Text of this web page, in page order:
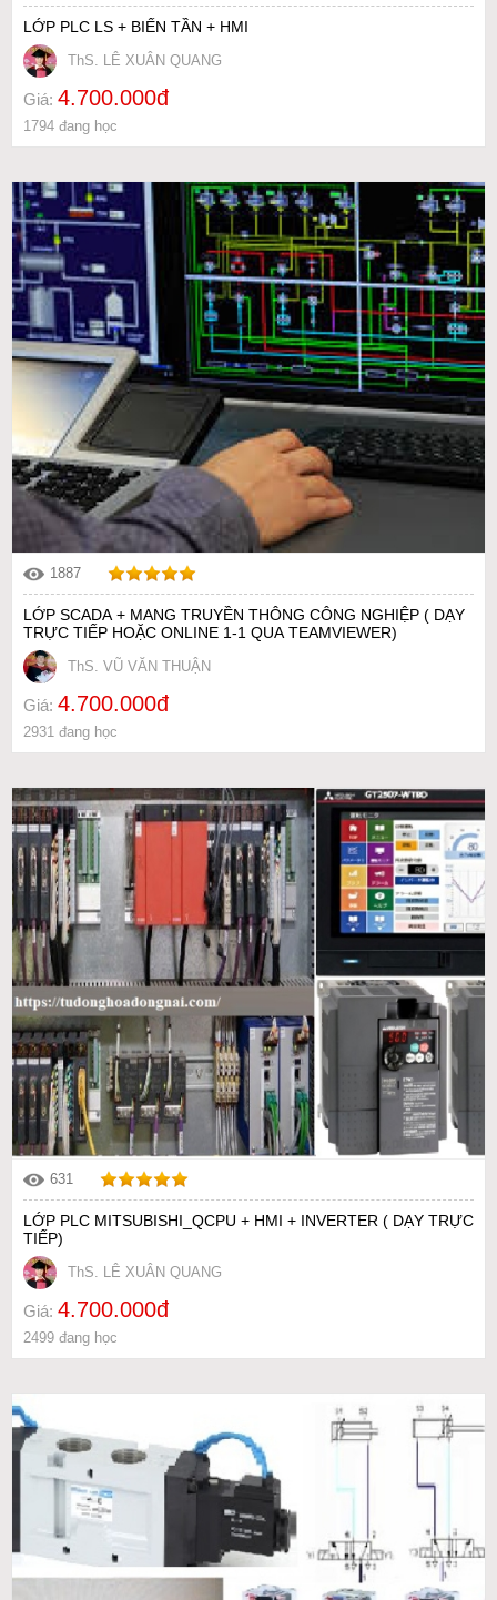
LỚP PLC LS + BIẾN TẦN + HMI
ThS. LÊ XUÂN QUANG
Giá: 4.700.000đ
1794 đang học
1887
LỚP SCADA + MANG TRUYỀN THÔNG CÔNG NGHIỆP ( DẠY
TRỰC TIẾP HOẶC ONLINE 1-1 QUA TEAMVIEWER)
ThS. VŨ VĂN THUẬN
Giá: 4.700.000đ
2931 đang học
631
LỚP PLC MITSUBISHI_QCPU + HMI + INVERTER ( DẠY TRỰC
TIẾP)
ThS. LÊ XUÂN QUANG
Giá: 4.700.000đ
2499 đang học